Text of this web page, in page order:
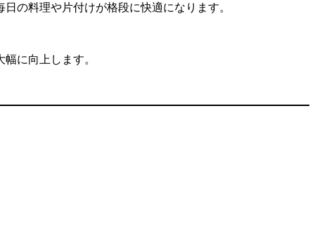
の料理や片付けが格段に快適になります。
に向上します。